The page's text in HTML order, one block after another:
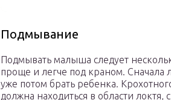
Подмывание
Подмывать малыша следует
проще и легче под краном. Сначала
уже потом брать ребенка.
должна находиться в области